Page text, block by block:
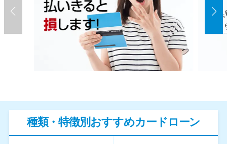
種類・特徴別おすすめカードローン